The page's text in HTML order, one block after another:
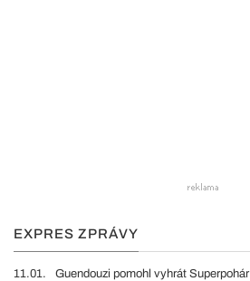
EXPRES ZPRÁVY
11.01. Guendouzi pomohl vyhrát Superpohár